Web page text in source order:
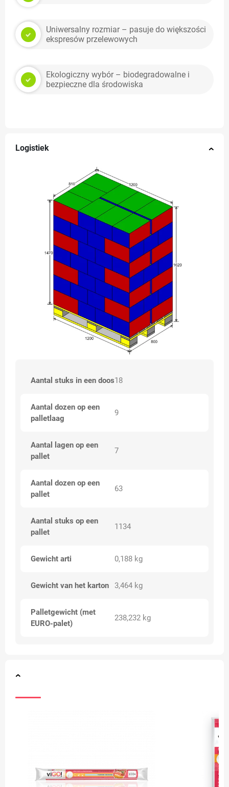
Uniwersalny rozmiar – pasuje do większości
ekspresów przelewowych
Ekologiczny wybór – biodegradowalne i
bezpieczne dla środowiska
Logistiek
Aantal stuks in een doos18
Aantal dozen op een
palletlaag
9
Aantal lagen op een
pallet
7
Aantal dozen op een
pallet
63
Aantal stuks op een
pallet
1134
Gewicht arti 0,188 kg
Gewicht van het karton 3,464 kg
Palletgewicht (met
EURO-palet)
238,232 kg